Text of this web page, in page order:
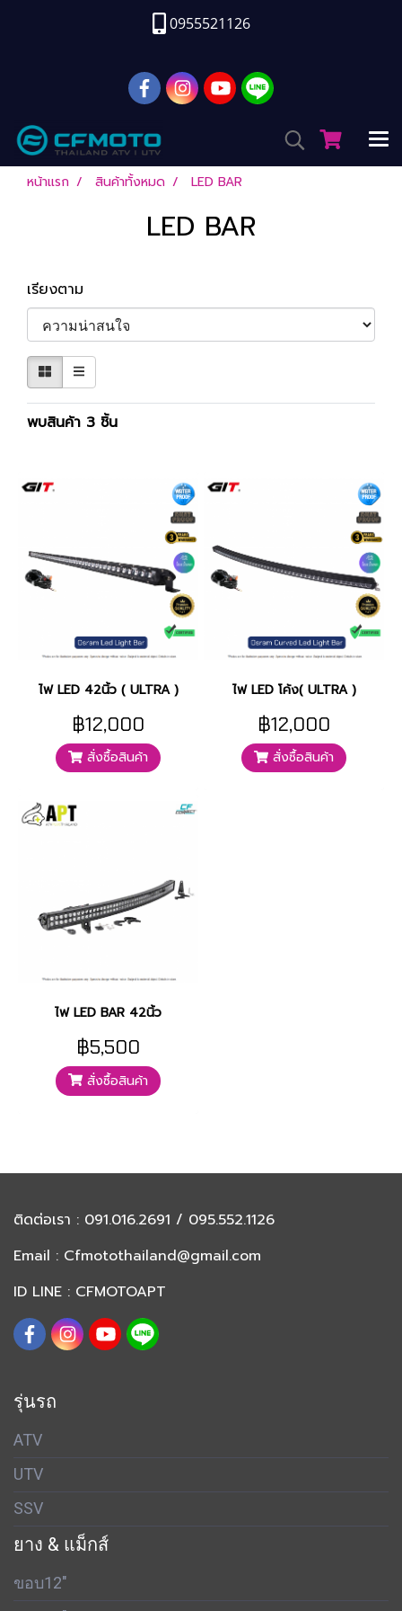
0955521126
หน้าแรก สินค้าทั้งหมด LED BAR
LED BAR
เรียงตาม
พบสินค้า 3 ชิ้น
ไฟ LED 42นิ้ว ( ULTRA )
฿12,000
สั่งซื้อสินค้า
ไฟ LED โค้ง( ULTRA )
฿12,000
สั่งซื้อสินค้า
ไฟ LED BAR 42นิ้ว
฿5,500
สั่งซื้อสินค้า
ติดต่อเรา : 091.016.2691 / 095.552.1126
Email : Cfmotothailand@gmail.com
ID LINE : CFMOTOAPT
รุ่นรถ
ATV
UTV
SSV
ยาง & แม็กส์
ขอบ12"